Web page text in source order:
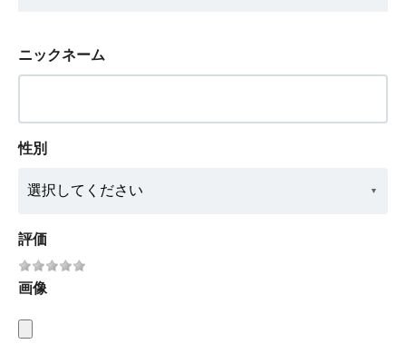
ニックネーム
性別
評価
画像